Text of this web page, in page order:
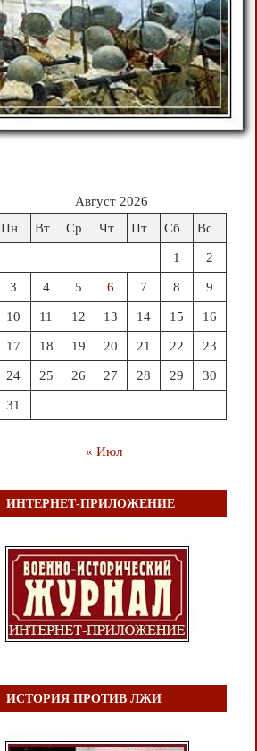
Август 2026
Пн
Вт Ср Чт Пт Сб Вс
1 2
3 4 5 6 7 8 9
10 11 12 13 14 15 16
17 18 19 20 21 22 23
24 25 26 27 28 29 30
31
« Июл
ИНТЕРНЕТ-ПРИЛОЖЕНИЕ
ИСТОРИЯ ПРОТИВ ЛЖИ